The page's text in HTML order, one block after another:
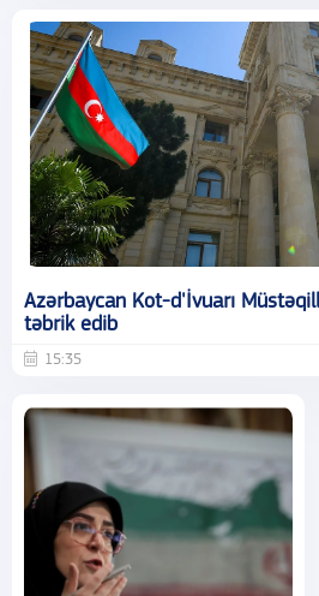
Azərbaycan Kot-d'İvuarı
təbrik edib
15:35